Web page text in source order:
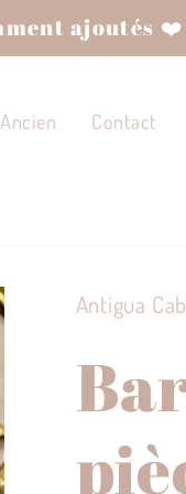
ajoutés ❤️
Contact
Antigua